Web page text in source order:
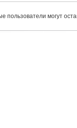
пользователи могут